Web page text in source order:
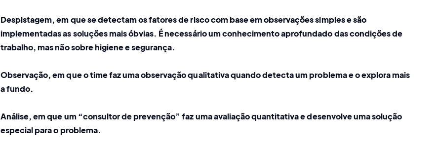
Despistagem, em que se detectam os fatores de risco com base em observações simples e são
implementadas as soluções mais óbvias. É necessário um conhecimento aprofundado das condições de
trabalho, mas não sobre higiene e segurança.
Observação, em que o time faz uma observação qualitativa quando detecta um problema e o explora mais
a fundo.
Análise, em que um “consultor de prevenção” faz uma avaliação quantitativa e desenvolve uma solução
especial para o problema.